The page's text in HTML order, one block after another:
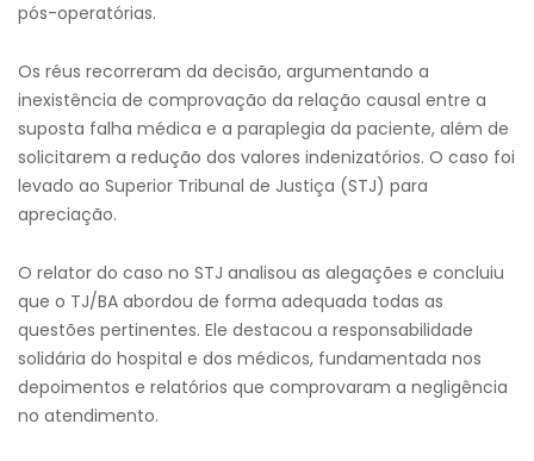
pós-operatórias.​
Os réus recorreram da decisão, argumentando a
inexistência de comprovação da relação causal entre a
suposta falha médica e a paraplegia da paciente, além de
solicitarem a redução dos valores indenizatórios. O caso foi
levado ao Superior Tribunal de Justiça (STJ) para
apreciação.
O relator do caso no STJ analisou as alegações e concluiu
que o TJ/BA abordou de forma adequada todas as
questões pertinentes. Ele destacou a responsabilidade
solidária do hospital e dos médicos, fundamentada nos
depoimentos e relatórios que comprovaram a negligência
no atendimento.